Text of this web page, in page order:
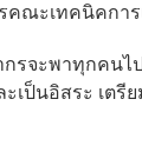
คณะเทคนิคกา
รจะพาทุกคนไ
เป็นอิสระ เต